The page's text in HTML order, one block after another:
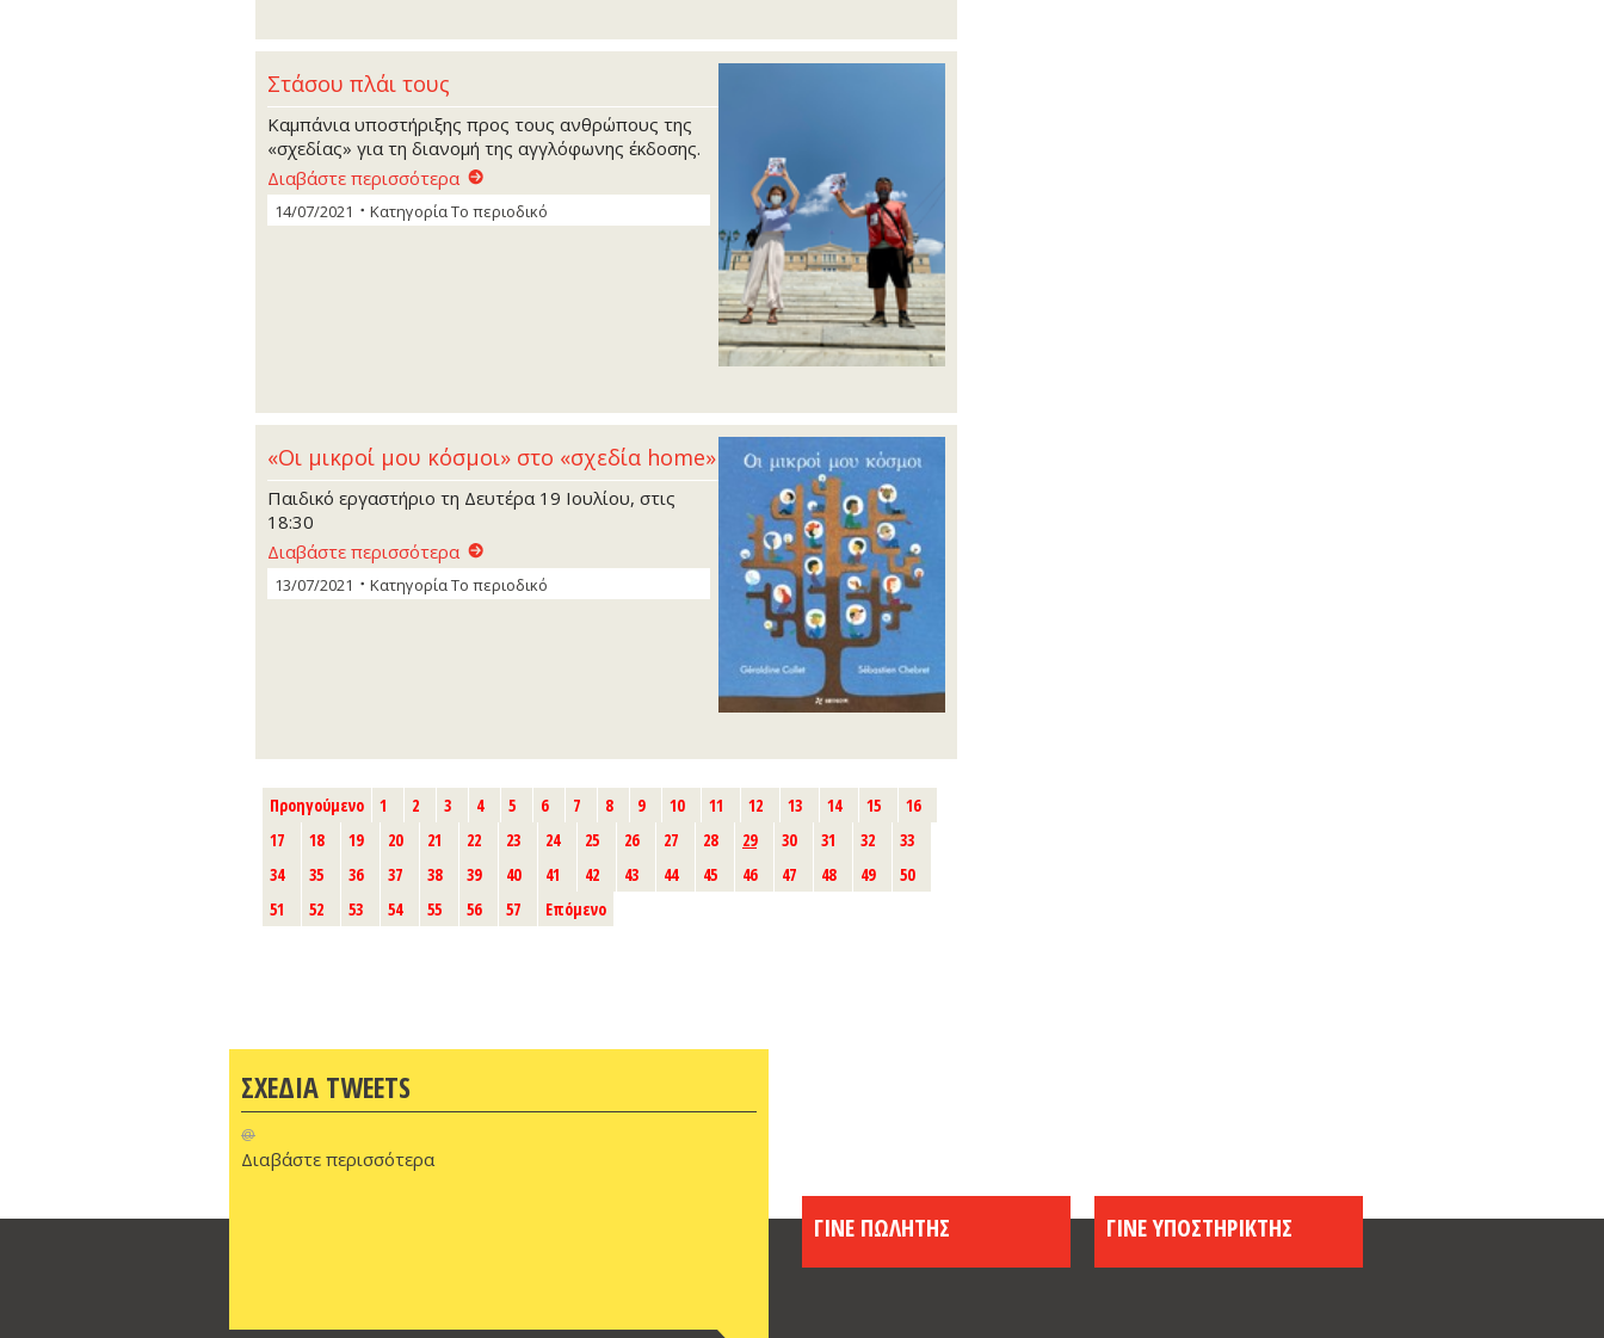
Στάσου πλάι τους
Καμπάνια υποστήριξης προς τους ανθρώπους της
«σχεδίας» για τη διανομή της αγγλόφωνης έκδοσης.
Διαβάστε περισσότερα
14/07/2021 ΚατηγορίαΤο περιοδικό
«Οι μικροί μου κόσμοι» στο «σχεδία home»
Παιδικό εργαστήριο τη Δευτέρα 19 Ιουλίου, στις
18:30
Διαβάστε περισσότερα
13/07/2021 ΚατηγορίαΤο περιοδικό
Προηγούμενο 1 2 3 4 5 6 7 8 9 10 11 12 13 14 15
16
17
18 19 20 21 22 23 24 25 26 27 28 29 30 31 32
33
34
35 36 37 38 39 40 41 42 43 44 45 46 47 48 49
50
51
52 53 54 55 56 57 Επόμενο
ΣΧΕΔΙΑ TWEETS
@
Διαβάστε περισσότερα
ΓΙΝΕ ΠΩΛΗΤΗΣ ΓΙΝΕ ΥΠΟΣΤΗΡΙΚΤΗΣ